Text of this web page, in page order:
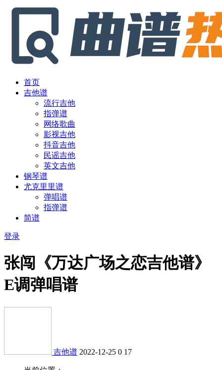
首页
吉他谱
流行吉他
指弹谱
网络歌曲
影视吉他
抖音吉他
民谣吉他
英文吉他
钢琴谱
尤克里里谱
弹唱谱
指弹谱
简谱
登录
张闯《万达广场之恋吉他谱》
E调弹唱谱
吉他谱 2022-12-25 0 17